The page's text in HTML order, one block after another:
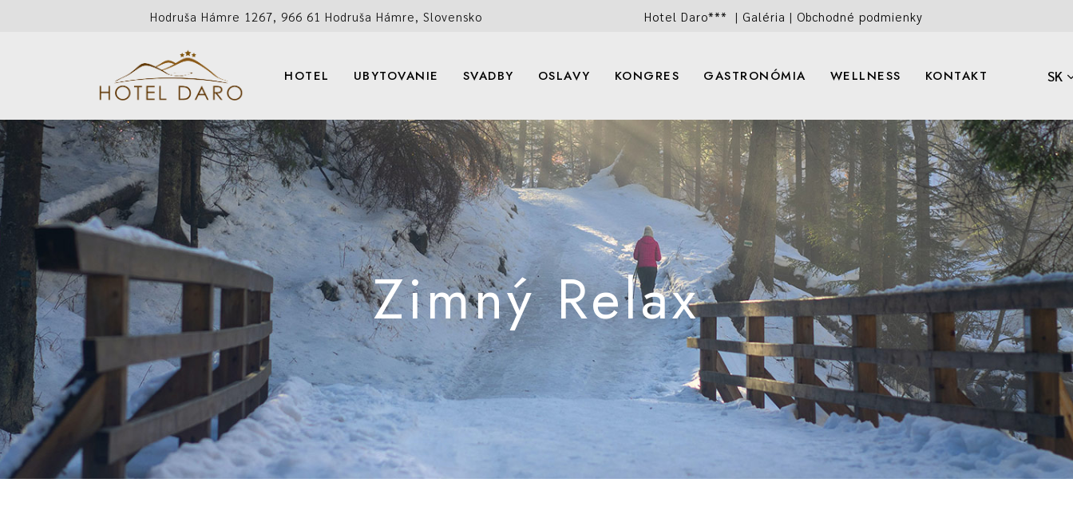
Hodruša Hámre 1267, 966 61 Hodruša Hámre, Slovensko Hotel Daro*** | Galéria | Obchodné podmienky
HOTEL
TENISOVÉ KURTY
POŽIČOVŇA BICYKLOV
UBYTOVANIE
LETNÝ RELAX
JESENNÝ POBYT
IZBY
SVADBY OSLAVY
OSLAVY
CATERING
KONGRES GASTRONÓMIA WELLNESS KONTAKT SK
Zimný Relax